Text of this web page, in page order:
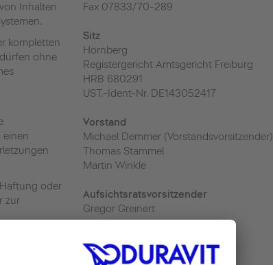
Inhalten
kompletten
ohne
einen
oder
zur
oder
Fax 07833/70-289
Sitz
Hornberg
Registergericht Amtsgericht Freiburg
HRB 680291
UST.-Ident-Nr. DE143052417
Vorstand
Michael Demmer (Vorstandsvorsitzender)
Thomas Stammel
Martin Winkle
Aufsichtsratsvorsitzender
Gregor Greinert
datenschutz@duravit.de